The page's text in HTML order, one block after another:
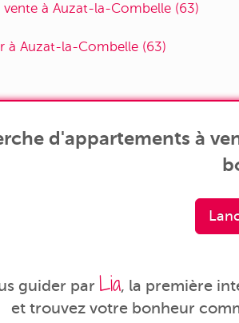
vente à Auzat-la-Combelle (63)
à Auzat-la-Combelle (63)
d'appartements à
guider par Lia, la première
et trouvez votre bonheur